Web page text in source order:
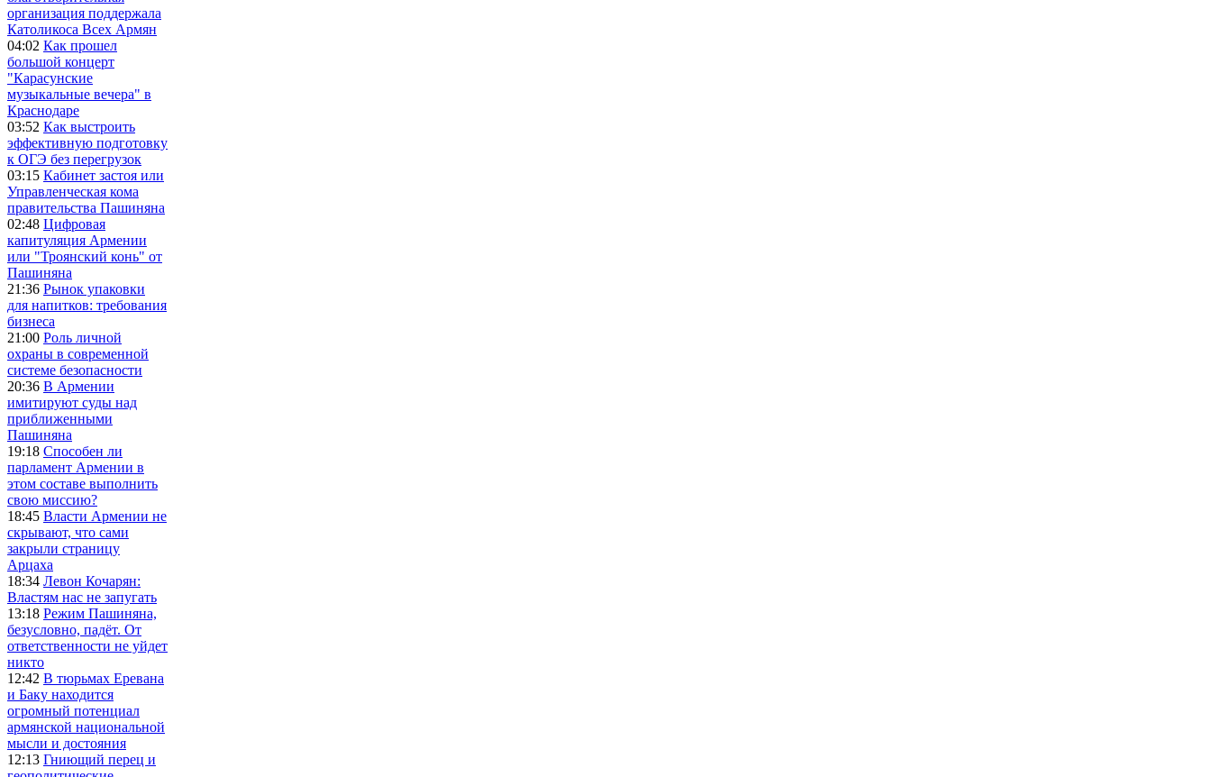
организация поддержала
Католикоса Всех Армян
04:02 Как прошел
большой концерт
"Карасунские
музыкальные вечера" в
Краснодаре
03:52 Как выстроить
эффективную подготовку
к ОГЭ без перегрузок
03:15 Кабинет застоя или
Управленческая кома
правительства Пашиняна
02:48 Цифровая
капитуляция Армении
или "Троянский конь" от
Пашиняна
21:36 Рынок упаковки
для напитков: требования
бизнеса
21:00 Роль личной
охраны в современной
системе безопасности
20:36 В Армении
имитируют суды над
приближенными
Пашиняна
19:18 Способен ли
парламент Армении в
этом составе выполнить
свою миссию?
18:45 Власти Армении не
скрывают, что сами
закрыли страницу
Арцаха
18:34 Левон Кочарян:
Властям нас не запугать
13:18 Режим Пашиняна,
безусловно, падёт. От
ответственности не уйдет
никто
12:42 В тюрьмах Еревана
и Баку находится
огромный потенциал
армянской национальной
мысли и достояния
12:13 Гниющий перец и